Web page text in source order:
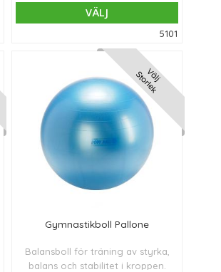
VÄLJ
5101
Välj
Storlek
Gymnastikboll Pallone
Balansboll för träning av styrka,
balans och stabilitet i kroppen.